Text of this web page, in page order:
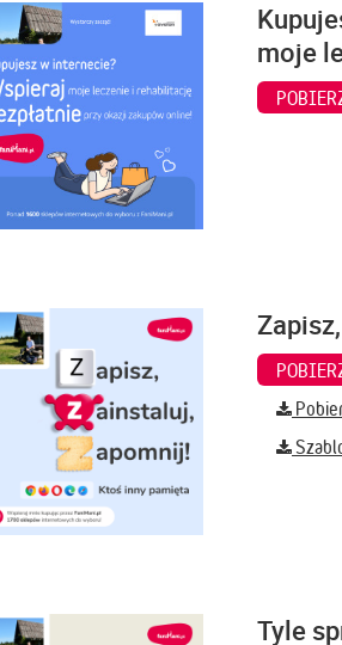
moje
Tyle